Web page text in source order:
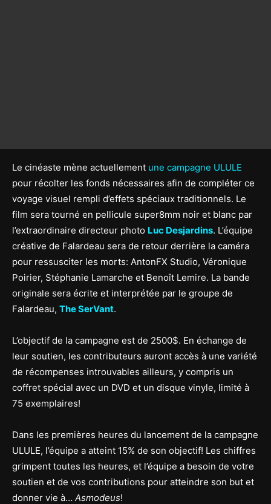
Le cinéaste mène actuellement une campagne ULULE
pour récolter les fonds nécessaires afin de compléter ce
voyage visuel rempli d’effets spéciaux traditionnels. Le
film sera tourné en pellicule super8mm noir et blanc par
l’extraordinaire directeur photo Luc Desjardins. L’équipe
créative de Falardeau sera de retour derrière la caméra
pour ressusciter les morts: AntonFX Studio, Véronique
Poirier, Stéphanie Lamarche et Benoît Lemire. La bande
originale sera écrite et interprétée par le groupe de
Falardeau, The SerVant.
L’objectif de la campagne est de 2500$. En échange de
leur soutien, les contributeurs auront accès à une variété
de récompenses introuvables ailleurs, y compris un
coffret spécial avec un DVD et un disque vinyle, limité à
75 exemplaires!
Dans les premières heures du lancement de la campagne
ULULE, l’équipe a atteint 15% de son objectif! Les chiffres
grimpent toutes les heures, et l’équipe a besoin de votre
soutien et de vos contributions pour atteindre son but et
donner vie à… Asmodeus!